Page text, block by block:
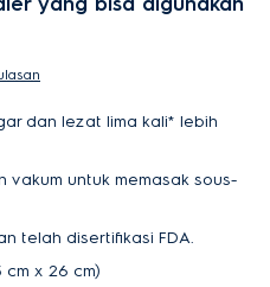
dan lezat lima kali* lebih
untuk memasak sous-
telah disertifikasi FDA.
x 26 cm)